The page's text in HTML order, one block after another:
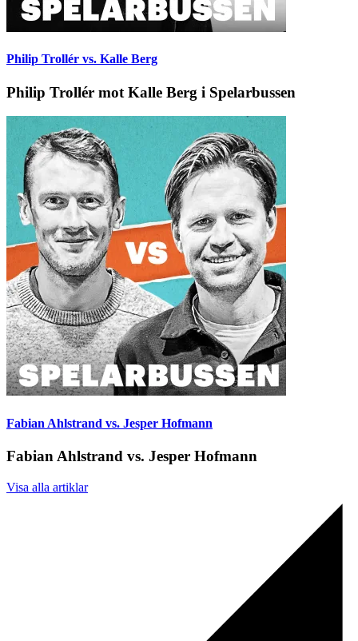
Philip Trollér vs. Kalle Berg
Philip Trollér mot Kalle Berg i Spelarbussen
Fabian Ahlstrand vs. Jesper Hofmann
Fabian Ahlstrand vs. Jesper Hofmann
Visa alla artiklar